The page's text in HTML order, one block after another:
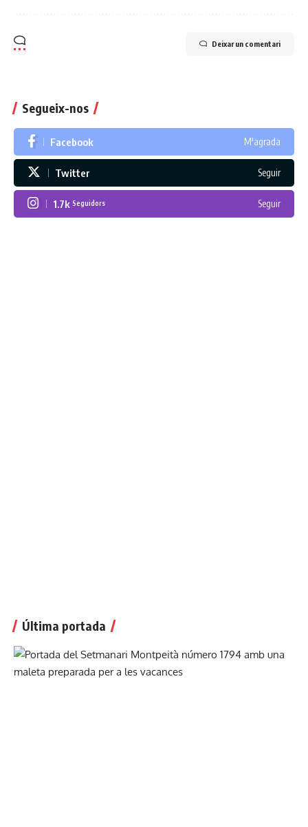
Deixar un comentari
Segueix-nos
Facebook M'agrada
Twitter Seguir
1.7k Seguidors Seguir
Última portada